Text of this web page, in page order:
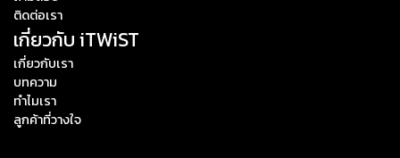
ติดต่อเรา
เกี่ยวกับ iTWiST
เกี่ยวกับเรา
บทความ
ทำไมเรา
ลูกค้าที่วางใจ